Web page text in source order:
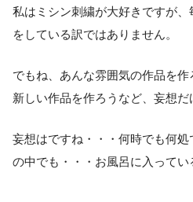
私はミシン刺繍が大好きですが
をしている訳ではありません。
でもね、あんな雰囲気の作品を
新しい作品を作ろうなど、妄想
妄想はですね・・・何時でも何
の中でも・・・お風呂に入ってい